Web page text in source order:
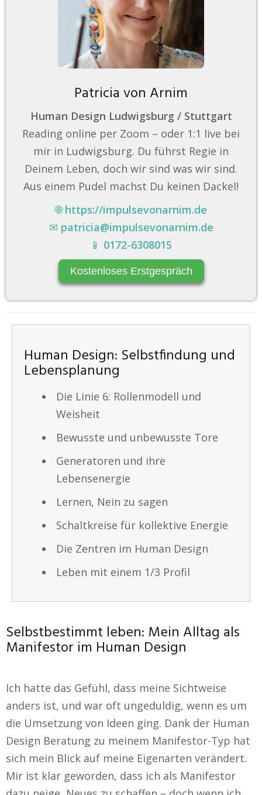
Patricia von Arnim
Human Design Ludwigsburg / Stuttgart
Reading online per Zoom – oder 1:1 live bei
mir in Ludwigsburg. Du führst Regie in
Deinem Leben, doch wir sind was wir sind.
Aus einem Pudel machst Du keinen Dackel!
🌐https://impulsevonarnim.de
✉ patricia@impulsevonarnim.de
📱 0172-6308015
Kostenloses Erstgespräch
Human Design: Selbstfindung und
Lebensplanung
Die Linie 6: Rollenmodell und
Weisheit
Bewusste und unbewusste Tore
Generatoren und ihre
Lebensenergie
Lernen, Nein zu sagen
Schaltkreise für kollektive Energie
Die Zentren im Human Design
Leben mit einem 1/3 Profil
Selbstbestimmt leben: Mein Alltag als
Manifestor im Human Design
Ich hatte das Gefühl, dass meine Sichtweise
anders ist, und war oft ungeduldig, wenn es um
die Umsetzung von Ideen ging. Dank der Human
Design Beratung zu meinem Manifestor-Typ hat
sich mein Blick auf meine Eigenarten verändert.
Mir ist klar geworden, dass ich als Manifestor